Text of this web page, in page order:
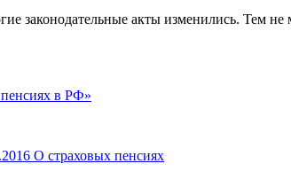
законодательные акты изменились. Тем
в РФ»
О страховых пенсиях